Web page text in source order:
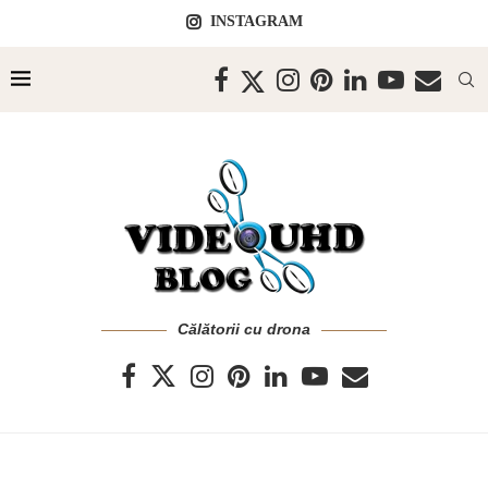
INSTAGRAM
Călătorii cu drona